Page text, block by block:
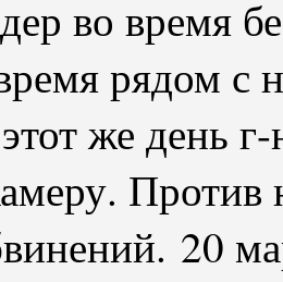
во время
рядом
же день
Против
20